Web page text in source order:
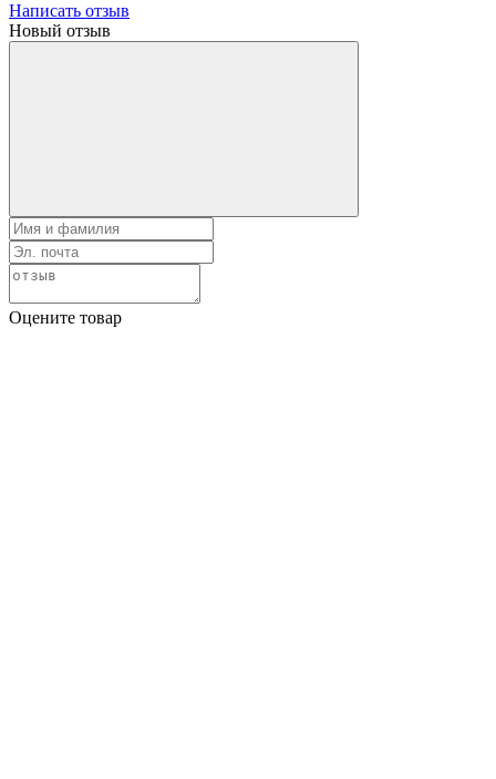
Написать отзыв
Новый отзыв
Оцените товар